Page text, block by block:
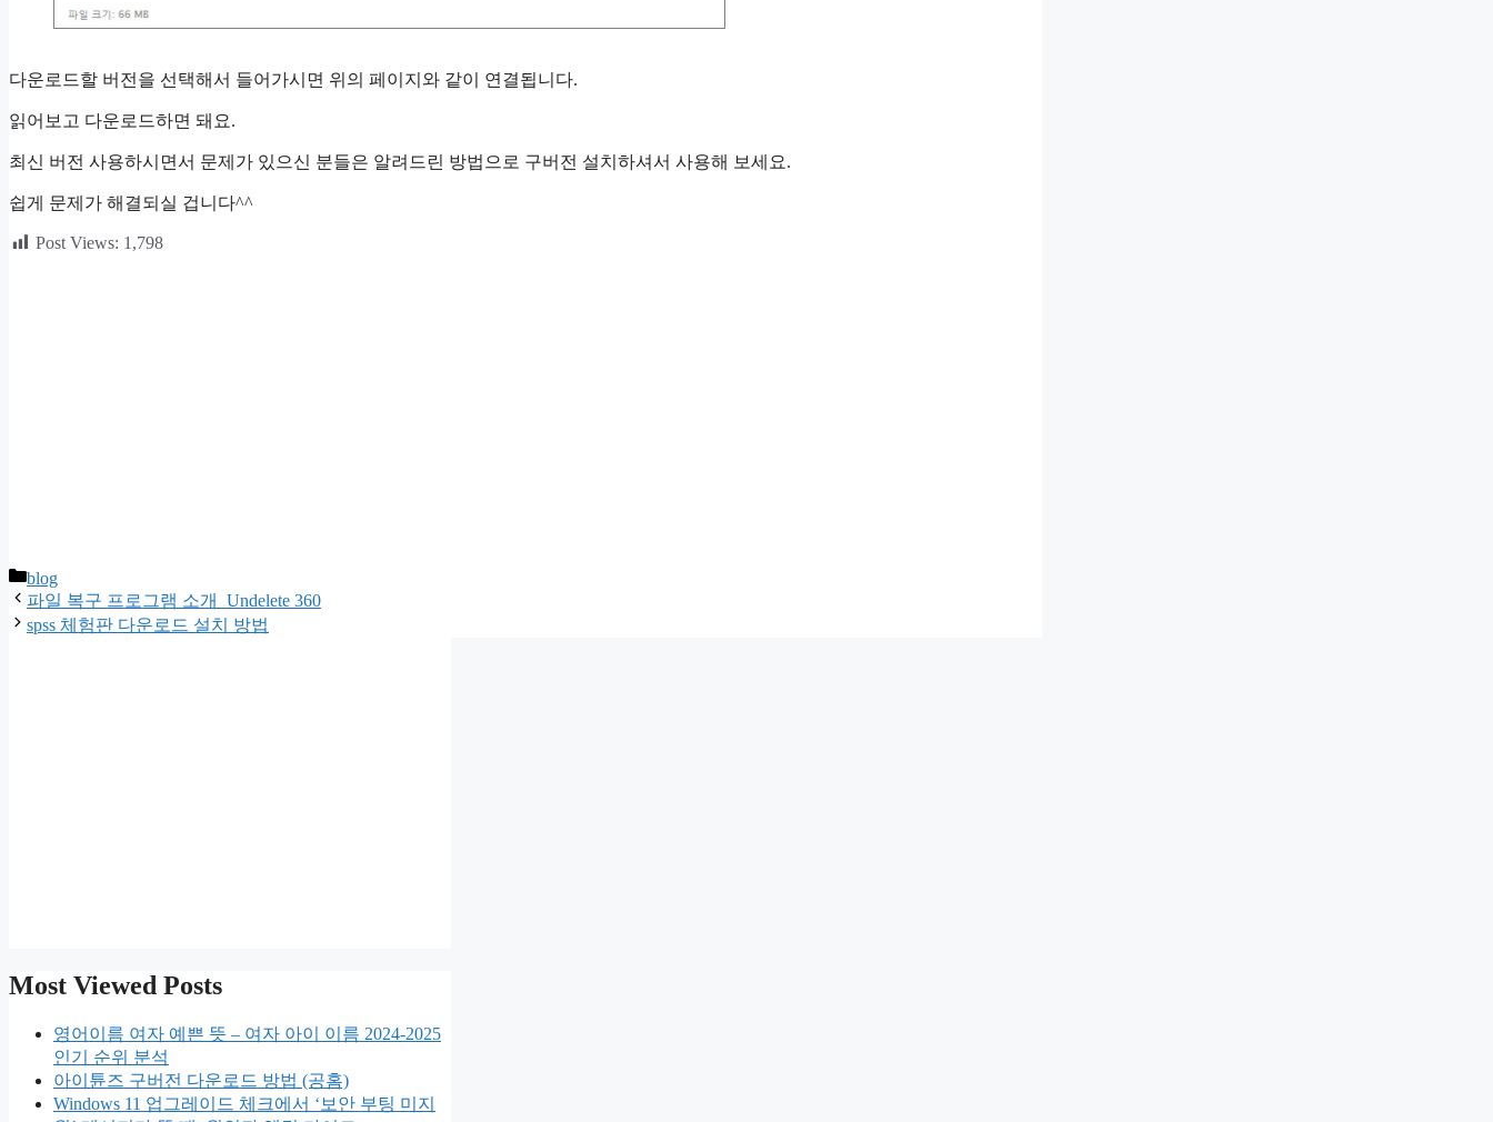
다운로드할 버전을 선택해서 들어가시면 위의 페이지와 같이 연결됩니다.
읽어보고 다운로드하면 돼요.
최신 버전 사용하시면서 문제가 있으신 분들은 알려드린 방법으로 구버전 설치하셔서 사용해 보세요.
쉽게 문제가 해결되실 겁니다^^
Post Views: 1,798
카
테
고
blog
파일 복구 프로그램 소개 Undelete 360
spss 체험판 다운로드 설치 방법
Most Viewed Posts
영어이름 여자 예쁜 뜻 – 여자 아이 이름 2024-2025
인기 순위 분석
아이튠즈 구버전 다운로드 방법 (공홈)
Windows 11 업그레이드 체크에서 ‘보안 부팅 미지